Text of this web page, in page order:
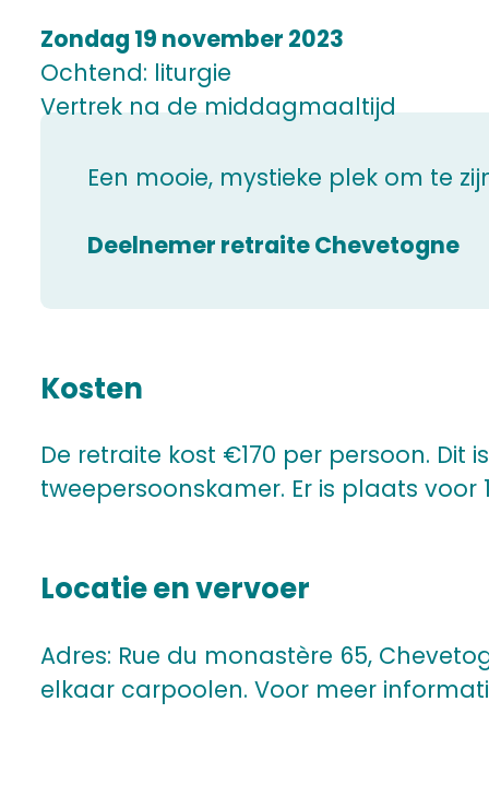
Zondag 19 november 2023
Ochtend: liturgie
Vertrek na de middagmaaltijd
Een mooie, mystieke plek om te
Deelnemer retraite Chevetogne
Kosten
De retraite kost €170 per persoon.
tweepersoonskamer. Er is plaats voor
Locatie en vervoer
Adres: Rue du monastère 65,
elkaar carpoolen. Voor meer